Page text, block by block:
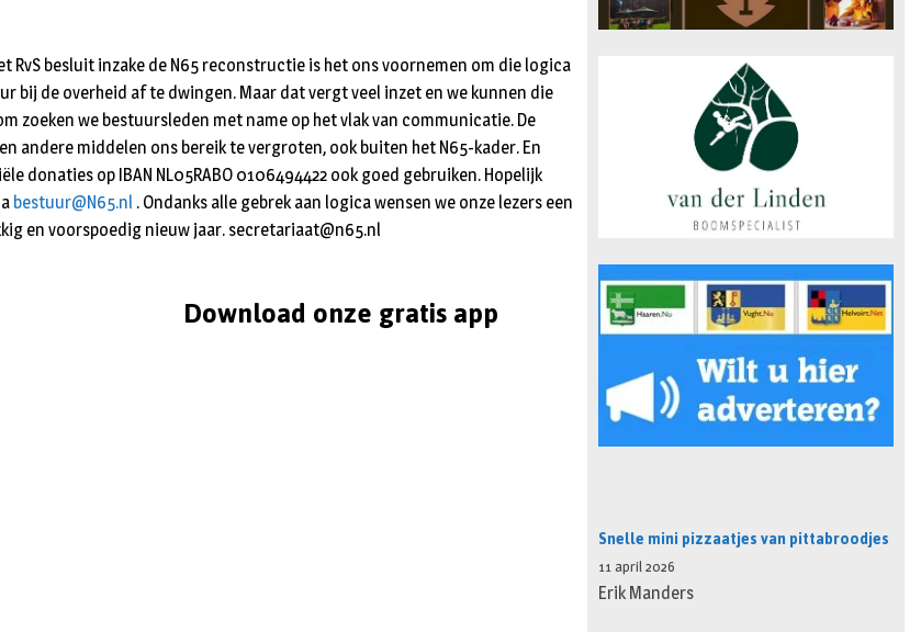
RvS besluit inzake de N65 reconstructie is het ons voornemen om die logica
bij de overheid af te dwingen. Maar dat vergt veel inzet en we kunnen die
zoeken we bestuursleden met name op het vlak van communicatie. De
andere middelen ons bereik te vergroten, ook buiten het N65-kader. En
donaties op IBAN NL05RABO 0106494422 ook goed gebruiken. Hopelijk
bestuur@N65.nl . Ondanks alle gebrek aan logica wensen we onze lezers een
en voorspoedig nieuw jaar. secretariaat@n65.nl
Download onze gratis app
Snelle mini pizzaatjes van pittabroodjes
11 april 2026
Erik Manders